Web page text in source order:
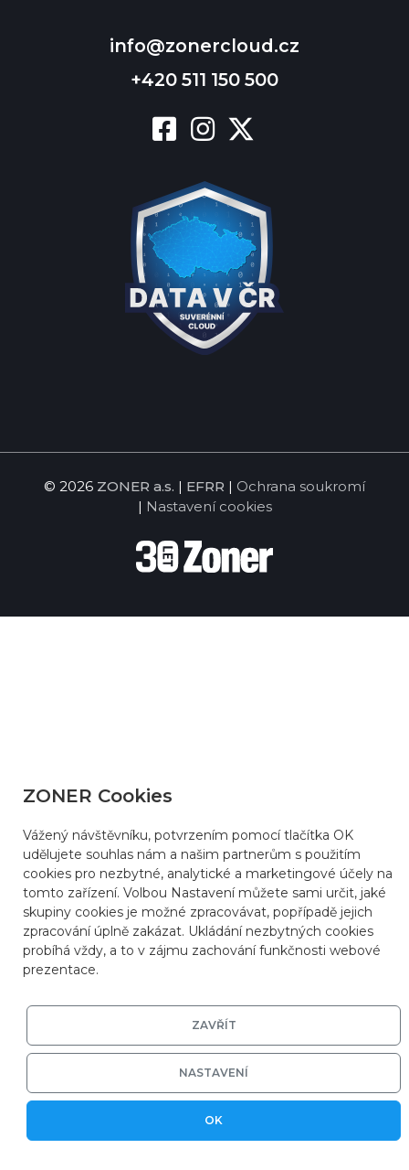
info@zonercloud.cz
+420 511 150 500
© 2026 ZONER a.s. | EFRR | Ochrana soukromí
| Nastavení cookies
ZONER Cookies
Vážený návštěvníku, potvrzením pomocí tlačítka OK
udělujete souhlas nám a našim partnerům s použitím
cookies pro nezbytné, analytické a marketingové účely na
tomto zařízení. Volbou Nastavení můžete sami určit, jaké
skupiny cookies je možné zpracovávat, popřípadě jejich
zpracování úplně zakázat. Ukládání nezbytných cookies
probíhá vždy, a to v zájmu zachování funkčnosti webové
prezentace.
ZAVŘÍT
NASTAVENÍ
OK